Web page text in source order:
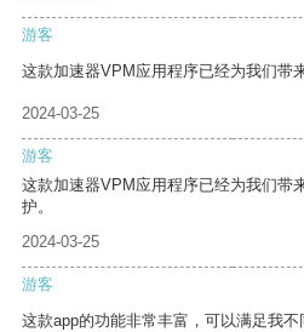
游客
这款加速器VPM应用程序已经为我们带
2024-03-25
游客
这款加速器VPM应用程序已经为我们带
护。
2024-03-25
游客
这款app的功能非常丰富，可以满足我不